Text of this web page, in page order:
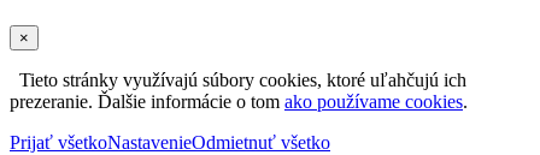
×
Tieto stránky využívajú súbory cookies, ktoré uľahčujú ich
prezeranie. Ďalšie informácie o tom ako používame cookies.
Prijať všetkoNastavenieOdmietnuť všetko